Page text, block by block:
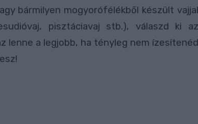
bármilyen mogyorófélékből készült vajjal
pisztáciavaj stb.), válaszd ki az
lenne a legjobb, ha tényleg nem ízesítenéd